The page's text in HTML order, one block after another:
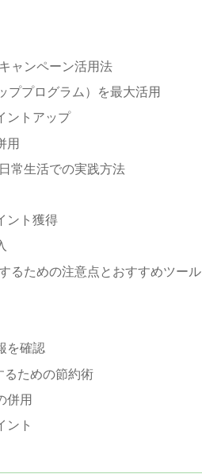
ャンペーン活用法
ププログラム）を最大活用
ントアップ
用
常生活での実践方法
ント獲得
るための注意点とおすすめツール
を確認
るための節約術
併用
ント